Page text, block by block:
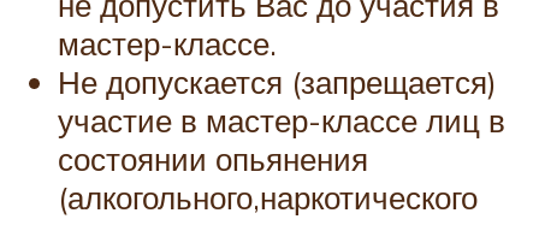
мастер-классе.
Не допускается (запрещается)
участие в мастер-классе лиц в
состоянии опьянения
(алкогольного,наркотического